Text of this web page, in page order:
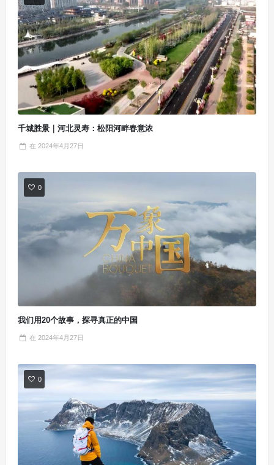
千城胜景｜河北灵寿：松阳河畔春意浓
在 2024年4月27日
0
我们用20个故事，探寻真正的中国
在 2024年4月27日
0